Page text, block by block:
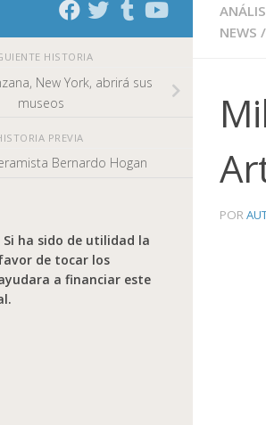
NEWS /
POR
HISTORIA
New York, abrirá sus
museos
PREVIA
Bernardo Hogan
Si ha sido de utilidad la
de tocar los
a financiar este